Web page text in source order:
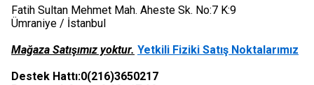
Fatih Sultan Mehmet Mah. Aheste Sk. No:7 K:9
Ümraniye / İstanbul
Mağaza Satışımız yoktur. Yetkili Fiziki Satış Noktalarımız
Destek Hattı:0(216)3650217